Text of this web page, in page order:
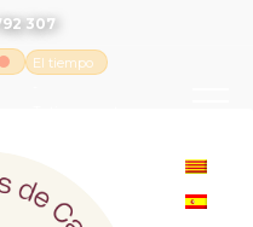
307
El tiempo